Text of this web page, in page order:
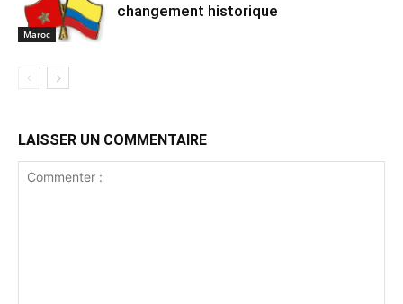
Maroc
changement historique
LAISSER UN COMMENTAIRE